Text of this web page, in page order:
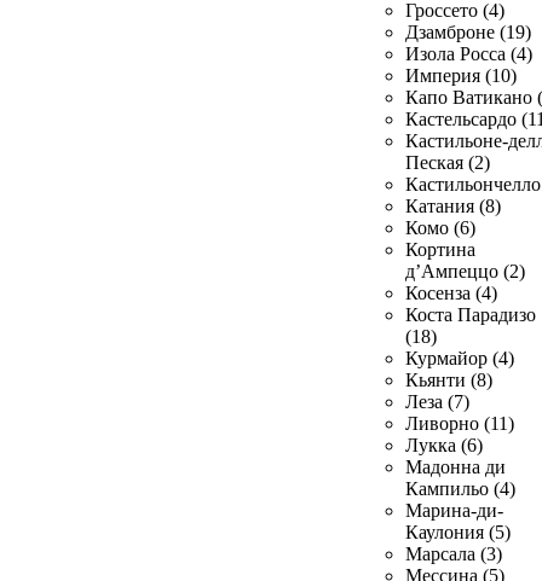
Гроссето (4)
Дзамброне (19)
Изола Росса (4)
Империя (10)
Капо Ватикано
Кастельсардо
Кастильоне-
Пеская (2)
Катания (8)
Комо (6)
Кортина
д’Ампеццо (2)
Косенза (4)
Коста Парадизо
(18)
Курмайор (4)
Кьянти (8)
Леза (7)
Ливорно (11)
Лукка (6)
Мадонна ди
Кампильо (4)
Марина-ди-
Каулония (5)
Марсала (3)
Мессина (5)